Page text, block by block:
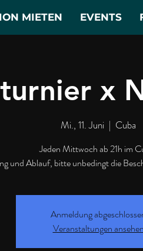
MIETEN EVENTS
x
Mi., 11. Juni
  |
Cuba
Jeden Mittwoch ab 21h im
und Ablauf, bitte unbedingt die
Anmeldung
Veranstaltungen ansehen